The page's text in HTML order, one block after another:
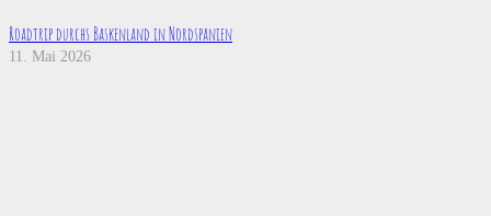
Roadtrip durchs Baskenland in Nordspanien
11. Mai 2026